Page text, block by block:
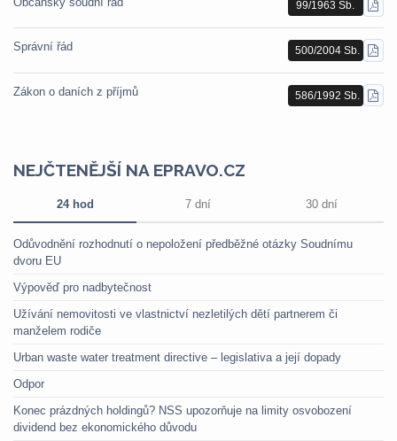
99/1963 Sb.
PDF
Správní řád 500/2004 Sb.
PDF
Zákon o daních z příjmů 586/1992 Sb.
PDF
NEJČTENĚJŠÍ NA EPRAVO.CZ
24 hod 7 dní 30 dní
Odůvodnění rozhodnutí o nepoložení předběžné otázky Soudnímu
dvoru EU
Výpověď pro nadbytečnost
Užívání nemovitosti ve vlastnictví nezletilých dětí partnerem či
manželem rodiče
Urban waste water treatment directive – legislativa a její dopady
Odpor
Konec prázdných holdingů? NSS upozorňuje na limity osvobození
dividend bez ekonomického důvodu